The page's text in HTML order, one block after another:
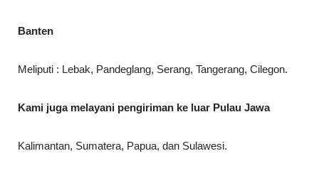
Banten
Meliputi : Lebak, Pandeglang, Serang, Tangerang, Cilegon.
Kami juga melayani pengiriman ke luar Pulau Jawa
Kalimantan, Sumatera, Papua, dan Sulawesi.